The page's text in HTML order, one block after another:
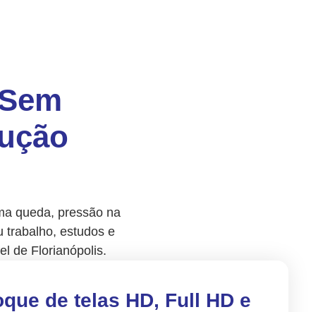
queda, pressão na
trabalho, estudos e
de Florianópolis.
de telas HD, Full HD e